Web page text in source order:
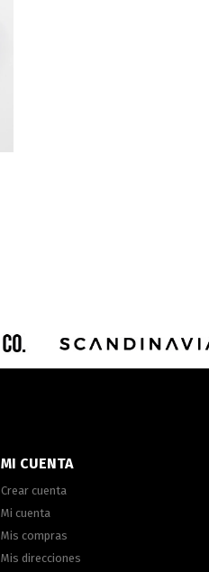
MI CUENTA
Crear cuenta
Mi cuenta
Mis compras
Mis direcciones